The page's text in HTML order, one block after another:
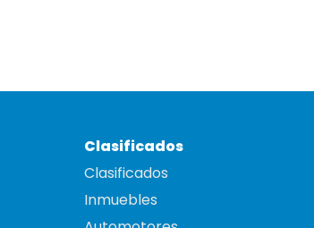
Clasificados
Clasificados
Inmuebles